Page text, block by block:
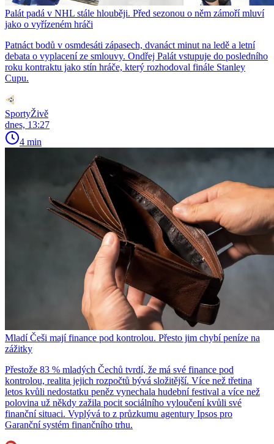
Palát padá v NHL stále hlouběji. Před sezonou o něm zámoří mluví
jako o vyřízeném hráči
Patnáct bodů v osmdesáti zápasech, dvanáct minut na ledě a letní
debata o vyplacení ze smlouvy. Ondřej Palát vstupuje do posledního
roku kontraktu jako stín hráče, který rozhodoval finále Stanley
Cupu.
SportyŽivě
dnes, 13:27
4 min
Mladí Češi mají finance pod kontrolou. Přesto jim chybí peníze na
zážitky
Přestože 83 % mladých Čechů tvrdí, že má své finance pod
kontrolou, realita jejich rozpočtů bývá složitější. Více než třetina
letos kvůli nedostatku peněz vynechala hudební festival a více než
polovina už někdy zažila pocit sociálního vyloučení kvůli své
finanční situaci. Vyplývá to z průzkumu agentury Ipsos pro
Garanční systém finančního trhu.